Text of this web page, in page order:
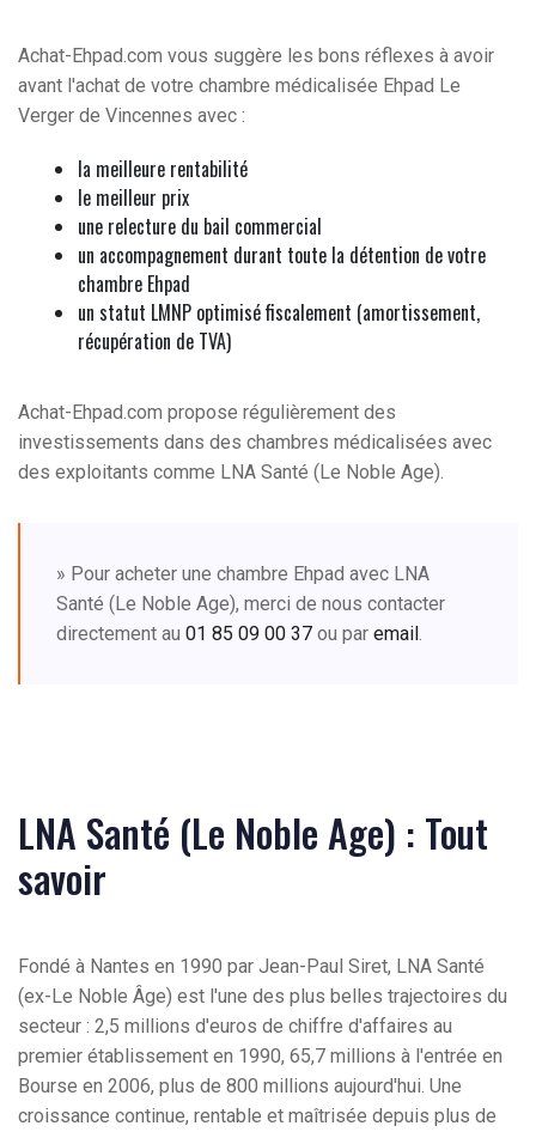
Achat-Ehpad.com vous suggère les bons réflexes à avoir
avant l'achat de votre chambre médicalisée Ehpad Le
Verger de Vincennes avec :
la meilleure rentabilité
le meilleur prix
une relecture du bail commercial
un accompagnement durant toute la détention de votre
chambre Ehpad
un statut LMNP optimisé fiscalement (amortissement,
récupération de TVA)
Achat-Ehpad.com propose régulièrement des
investissements dans des chambres médicalisées avec
des exploitants comme LNA Santé (Le Noble Age).
» Pour acheter une chambre Ehpad avec LNA
Santé (Le Noble Age), merci de nous contacter
directement au 01 85 09 00 37 ou par email.
LNA Santé (Le Noble Age) : Tout
savoir
Fondé à Nantes en 1990 par Jean-Paul Siret, LNA Santé
(ex-Le Noble Âge) est l'une des plus belles trajectoires du
secteur : 2,5 millions d'euros de chiffre d'affaires au
premier établissement en 1990, 65,7 millions à l'entrée en
Bourse en 2006, plus de 800 millions aujourd'hui. Une
croissance continue, rentable et maîtrisée depuis plus de